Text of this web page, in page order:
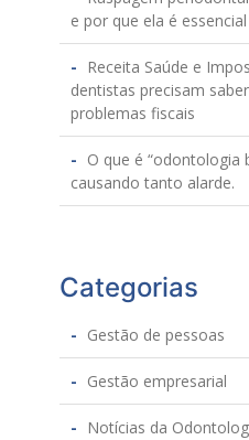
e por que ela é
Receita Saúde e
dentistas precisam
problemas fiscais
O que é “odontologia
causando tanto alarde.
Categorias
Gestão de pessoas
Gestão empresarial
Notícias da